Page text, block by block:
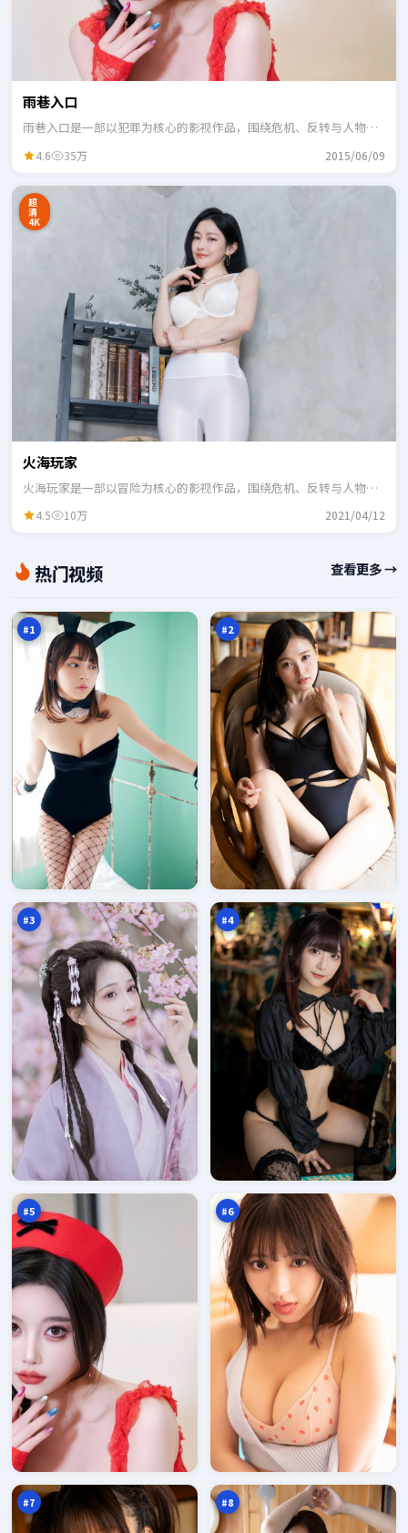
雨巷入口
雨巷入口是一部以犯罪为核心的影视作品，围绕危机、反转与人物成
4.6 35万 2015/06/09
超
清
4K
火海玩家
火海玩家是一部以冒险为核心的影视作品，围绕危机、反转与人物成
4.5 10万 2021/04/12
热门视频 查看更多 →
#1
际
疑 98
#2
#3
倒
计
时
万
#4
霓
虹
记
97
万
#5
灰
计
时
万
#6
零万
#7
异
境
引
擎万
#8
无
名
火
93
万